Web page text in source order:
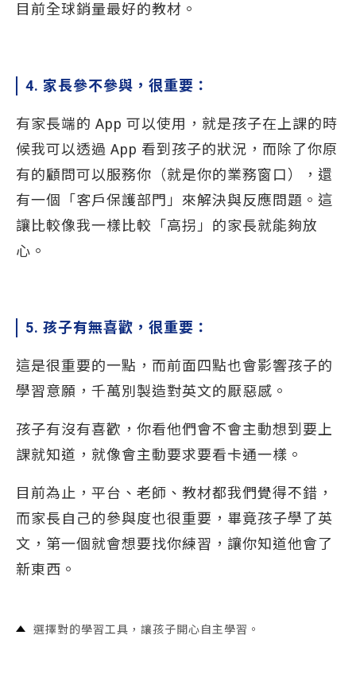
目前全球銷量最好的教材。
4. 家長參不參與，很重要：
有家長端的 App 可以使用，就是孩子在上課的時
候我可以透過 App 看到孩子的狀況，而除了你原
有的顧問可以服務你（就是你的業務窗口），還
有一個「客戶保護部門」來解決與反應問題。這
讓比較像我一樣比較「高拐」的家長就能夠放
心。
5. 孩子有無喜歡，很重要：
這是很重要的一點，而前面四點也會影響孩子的
學習意願，千萬別製造對英文的厭惡感。
孩子有沒有喜歡，你看他們會不會主動想到要上
課就知道，就像會主動要求要看卡通一樣。
目前為止，平台、老師、教材都我們覺得不錯，
而家長自己的參與度也很重要，畢竟孩子學了英
文，第一個就會想要找你練習，讓你知道他會了
新東西。
選擇對的學習工具，讓孩子開心自主學習。